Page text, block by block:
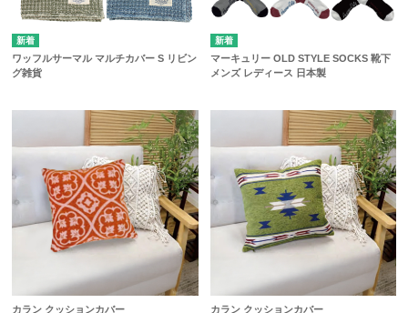
ワッフルサーマル マルチカバー S リビン
グ雑貨
マーキュリー OLD STYLE SOCKS 靴下
メンズ レディース 日本製
カラン クッションカバー カラン クッションカバー